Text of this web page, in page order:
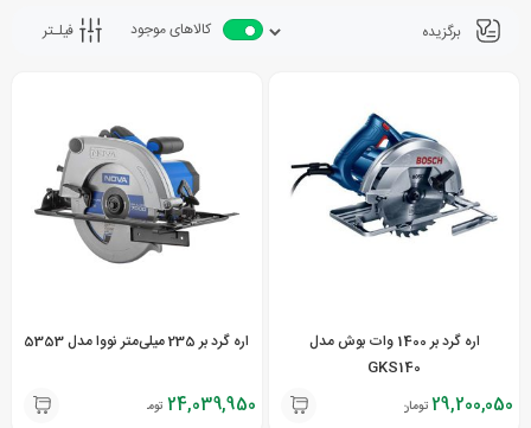
فیلـتر کالاهای موجود
اره گرد بر 1400 وات بوش مدل
GKS140
29,200,050 تومان
اره گرد بر 235 میلی‌متر نووا مدل 5353
24,039,950 تومان